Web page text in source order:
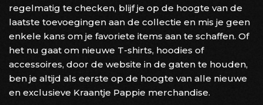
regelmatig te checken, blijf je op de hoogte van de
laatste toevoegingen aan de collectie en mis je geen
enkele kans om je favoriete items aan te schaffen. Of
het nu gaat om nieuwe T-shirts, hoodies of
accessoires, door de website in de gaten te houden,
ben je altijd als eerste op de hoogte van alle nieuwe
en exclusieve Kraantje Pappie merchandise.